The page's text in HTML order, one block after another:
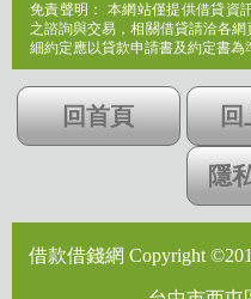
免責聲明： 本網站僅提供借貸資
之諮詢與交易，相關借貸請洽各
細約定應以貸款申請書及約定書為
回首頁 回
隱
借款借錢網 Copyright